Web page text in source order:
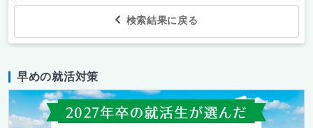
検索結果に戻る
早めの就活対策